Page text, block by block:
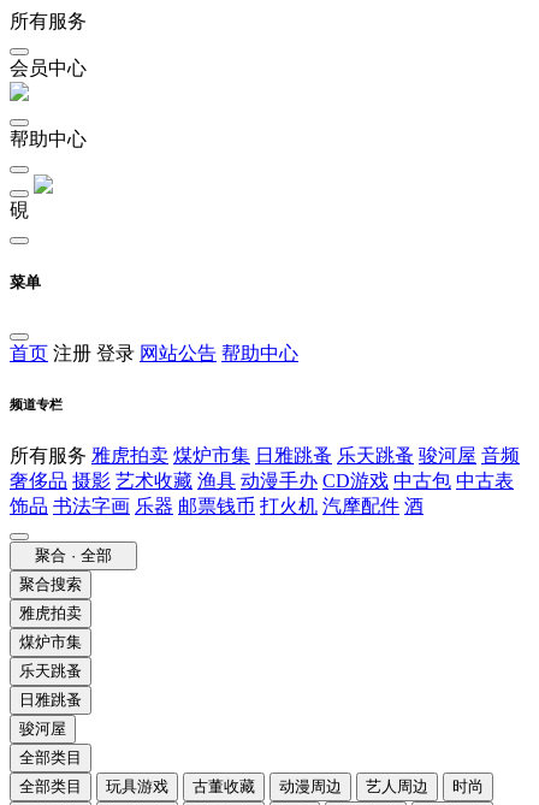
所有服务
会员中心
帮助中心
硯
菜单
首页 注册 登录 网站公告 帮助中心
频道专栏
所有服务 雅虎拍卖 煤炉市集 日雅跳蚤 乐天跳蚤 骏河屋 音频
奢侈品 摄影 艺术收藏 渔具 动漫手办 CD游戏 中古包 中古表
饰品 书法字画 乐器 邮票钱币 打火机 汽摩配件 酒
聚合 · 全部
聚合搜索
雅虎拍卖
煤炉市集
乐天跳蚤
日雅跳蚤
骏河屋
全部类目
全部类目
玩具游戏 古董收藏 动漫周边 艺人周边
时尚